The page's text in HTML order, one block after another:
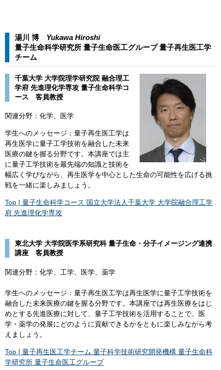
湯川 博 Yukawa Hiroshi​​
量子生命科学研究所 量子生命医工グループ 量子再生医工学
チーム​
千葉大学 大学院理学研究院 融合理工
学府 先進理化学専攻 量子生命科学コ
ース 客員教授
​関連分野：化学、医学
学生へのメッセージ：量子再生医工学は
再生医学に量子工学技術を融合した未来
医療の鍵を握る分野です。本講座では主
に量子工学技術を最先端の知識と技術を
幅広く学びながら、再生医学を中心とした生命の可能性を広げる挑
戦を一緒に楽しみましょう。
Top | 量子生命科学コース 国立大学法人千葉大学 大学院融合理工学
府 先進理化学専攻
東北大学 大学院医学系研究科 量子生命・分子イメージング連携
講座 客員教授
関連分野：化学、工学、医学、薬学
学生へのメッセージ：量子再生医工学は再生医学に量子工学技術を
融合した未来医療の鍵を握る分野です。本講座では再生医療をはじ
めとする先進医療に対して、量子工学技術を活用することで、医
学・薬学の発展にどのように貢献できるかをともに楽しみながら考
えましょう。
Top | 量子再生医工学チーム 量子科学技術研究開発機構 量子生命科
学研究所 量子生命医工グループ